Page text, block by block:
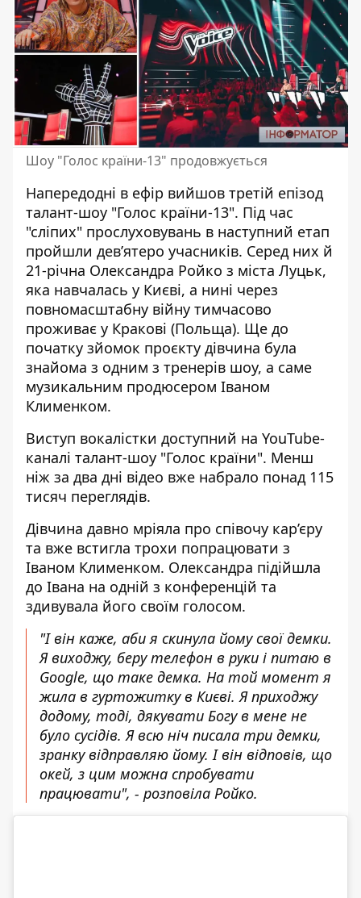
Шоу "Голос країни-13" продовжується
Напередодні в ефір вийшов третій епізод
талант-шоу "Голос країни-13". Під час
"сліпих" прослуховувань в наступний етап
пройшли дев’ятеро учасників. Серед них й
21-річна Олександра Ройко з міста Луцьк,
яка навчалась у Києві, а нині через
повномасштабну війну тимчасово
проживає у Кракові (Польща). Ще до
початку зйомок проєкту дівчина була
знайома з одним з тренерів шоу, а саме
музикальним продюсером Іваном
Клименком.
Виступ вокалістки доступний на YouTube-
каналі талант-шоу "Голос країни". Менш
ніж за два дні відео вже набрало понад 115
тисяч переглядів.
Дівчина давно мріяла про співочу кар’єру
та вже встигла трохи попрацювати з
Іваном Клименком. Олександра підійшла
до Івана на одній з конференцій та
здивувала його своїм голосом.
"І він каже, аби я скинула йому свої демки.
Я виходжу, беру телефон в руки і питаю в
Google, що таке демка. На той момент я
жила в гуртожитку в Києві. Я приходжу
додому, тоді, дякувати Богу в мене не
було сусідів. Я всю ніч писала три демки,
зранку відправляю йому. І він відповів, що
окей, з цим можна спробувати
працювати", - розповіла Ройко.